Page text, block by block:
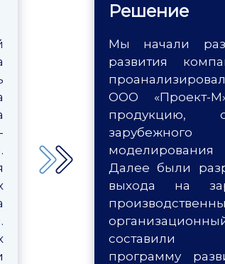
Решение
Мы начали
развития
ООО «Проект-
продукцию,
моделирования
Далее были
выхода на
составили
программу